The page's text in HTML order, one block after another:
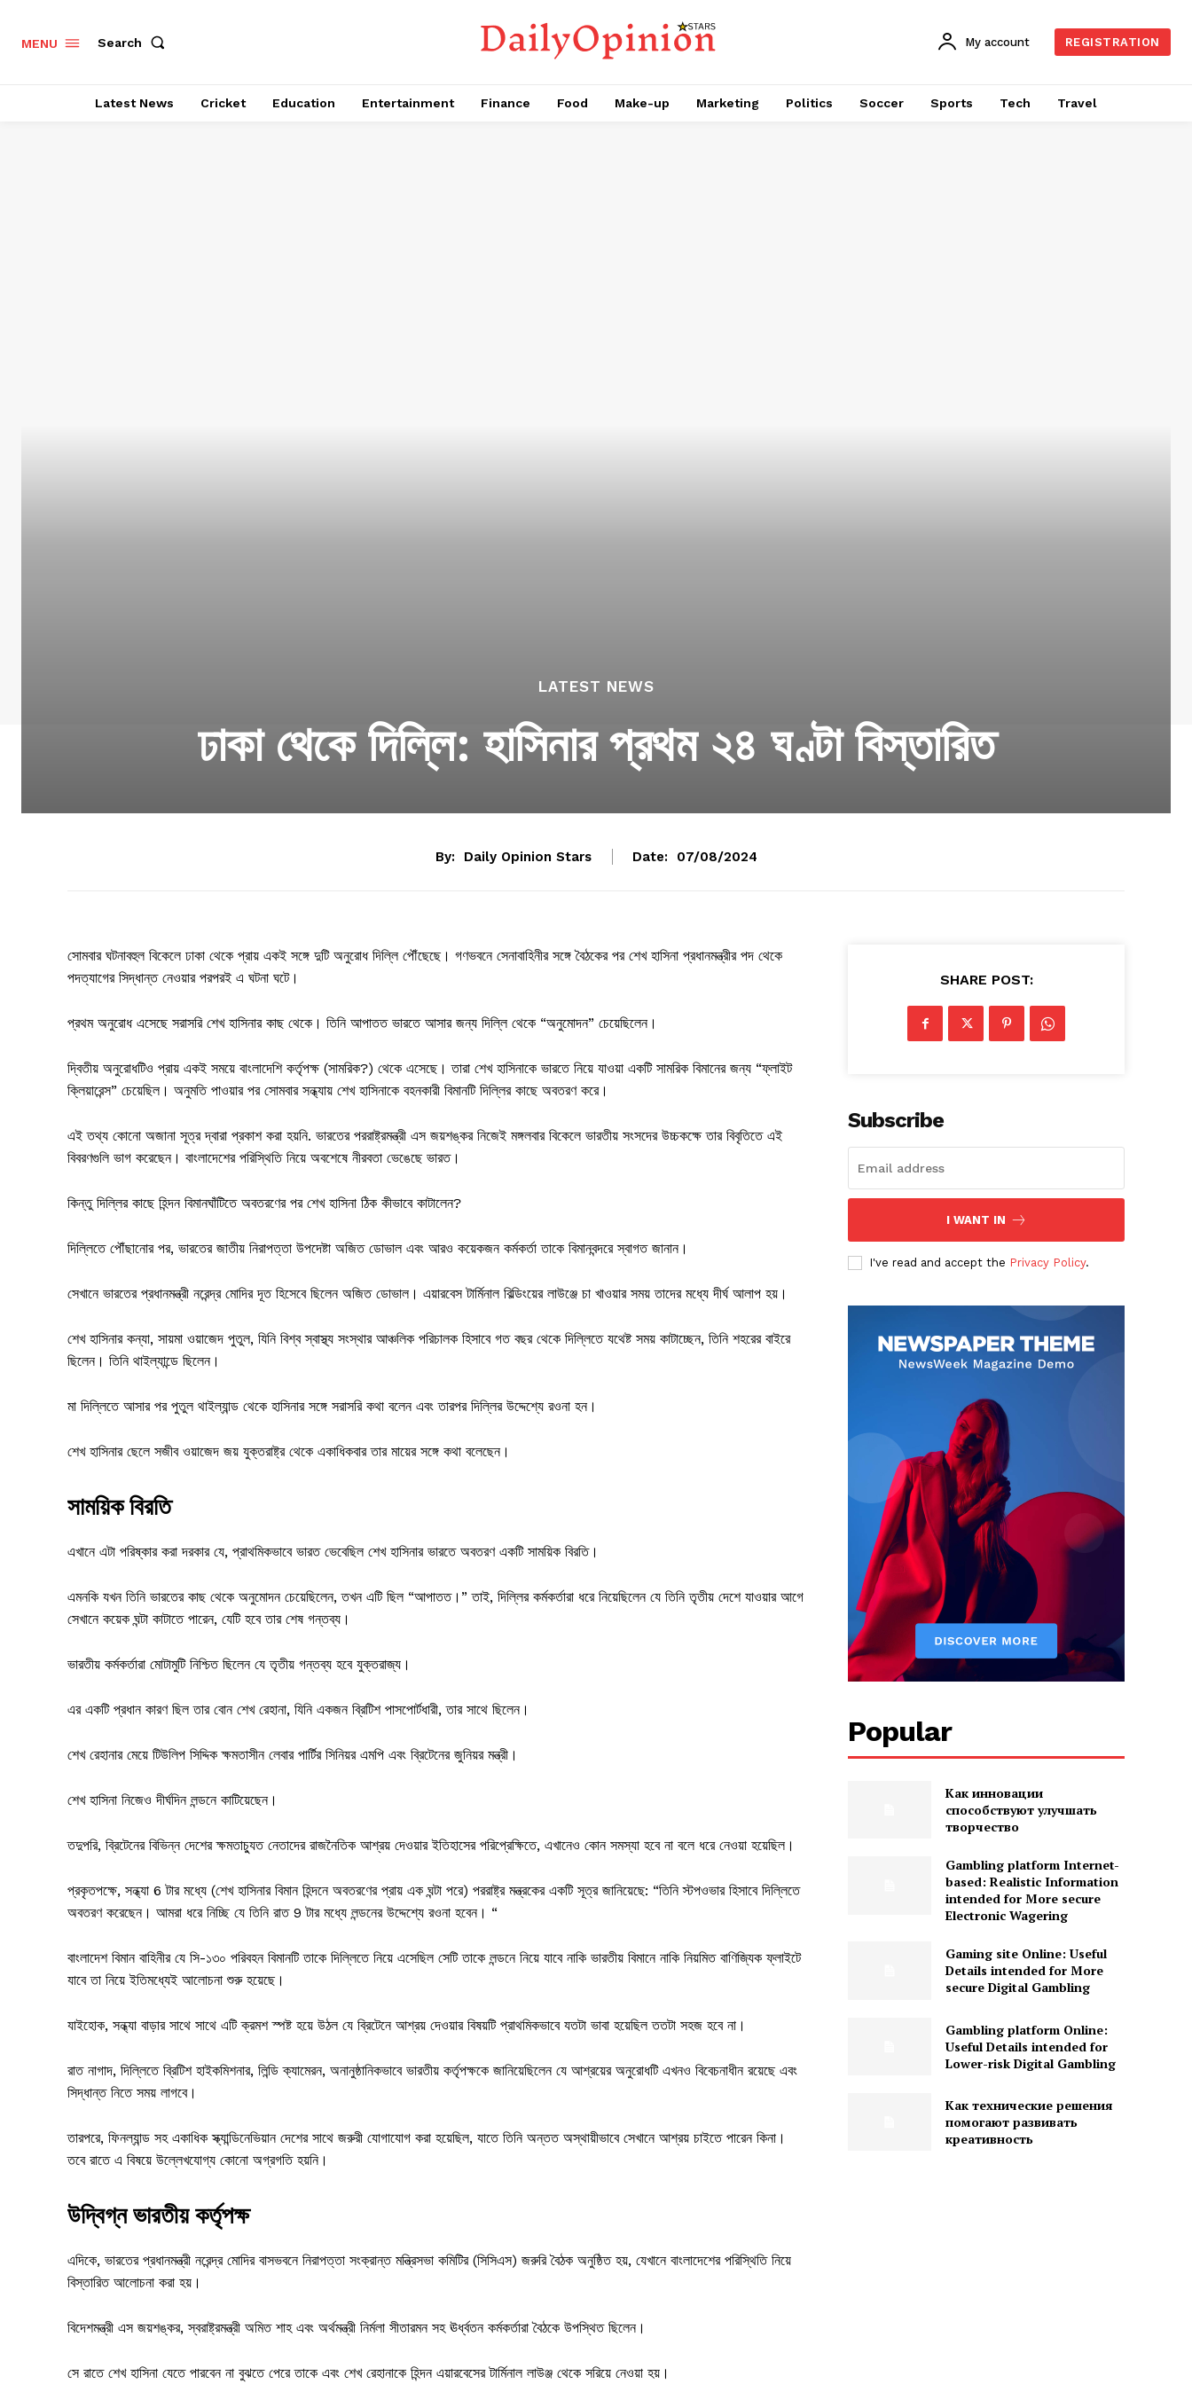
MENU Search My account REGISTRATION
Latest News Cricket Education Entertainment Finance Food Make-up Marketing Politics Soccer Sports Tech Travel
LATEST NEWS
ঢাকা থেকে দিল্লি: হাসিনার প্রথম ২৪ ঘণ্টা বিস্তারিত
By: Daily Opinion Stars Date: 07/08/2024
সোমবার ঘটনাবহুল বিকেলে ঢাকা থেকে প্রায় একই সঙ্গে দুটি অনুরোধ দিল্লি পৌঁছেছে। গণভবনে সেনাবাহিনীর সঙ্গে বৈঠকের পর শেখ হাসিনা প্রধানমন্ত্রীর পদ থেকে
পদত্যাগের সিদ্ধান্ত নেওয়ার পরপরই এ ঘটনা ঘটে।
প্রথম অনুরোধ এসেছে সরাসরি শেখ হাসিনার কাছ থেকে। তিনি আপাতত ভারতে আসার জন্য দিল্লি থেকে “অনুমোদন” চেয়েছিলেন।
দ্বিতীয় অনুরোধটিও প্রায় একই সময়ে বাংলাদেশি কর্তৃপক্ষ (সামরিক?) থেকে এসেছে। তারা শেখ হাসিনাকে ভারতে নিয়ে যাওয়া একটি সামরিক বিমানের জন্য “ফ্লাইট
ক্লিয়ারেন্স” চেয়েছিল। অনুমতি পাওয়ার পর সোমবার সন্ধ্যায় শেখ হাসিনাকে বহনকারী বিমানটি দিল্লির কাছে অবতরণ করে।
এই তথ্য কোনো অজানা সূত্র দ্বারা প্রকাশ করা হয়নি. ভারতের পররাষ্ট্রমন্ত্রী এস জয়শঙ্কর নিজেই মঙ্গলবার বিকেলে ভারতীয় সংসদের উচ্চকক্ষে তার বিবৃতিতে এই
বিবরণগুলি ভাগ করেছেন। বাংলাদেশের পরিস্থিতি নিয়ে অবশেষে নীরবতা ভেঙেছে ভারত।
কিন্তু দিল্লির কাছে হিন্দন বিমানঘাঁটিতে অবতরণের পর শেখ হাসিনা ঠিক কীভাবে কাটালেন?
দিল্লিতে পৌঁছানোর পর, ভারতের জাতীয় নিরাপত্তা উপদেষ্টা অজিত ডোভাল এবং আরও কয়েকজন কর্মকর্তা তাকে বিমানবন্দরে স্বাগত জানান।
সেখানে ভারতের প্রধানমন্ত্রী নরেন্দ্র মোদির দূত হিসেবে ছিলেন অজিত ডোভাল। এয়ারবেস টার্মিনাল বিল্ডিংয়ের লাউঞ্জে চা খাওয়ার সময় তাদের মধ্যে দীর্ঘ আলাপ হয়।
শেখ হাসিনার কন্যা, সায়মা ওয়াজেদ পুতুল, যিনি বিশ্ব স্বাস্থ্য সংস্থার আঞ্চলিক পরিচালক হিসাবে গত বছর থেকে দিল্লিতে যথেষ্ট সময় কাটাচ্ছেন, তিনি শহরের বাইরে
ছিলেন। তিনি থাইল্যান্ডে ছিলেন।
মা দিল্লিতে আসার পর পুতুল থাইল্যান্ড থেকে হাসিনার সঙ্গে সরাসরি কথা বলেন এবং তারপর দিল্লির উদ্দেশ্যে রওনা হন।
শেখ হাসিনার ছেলে সজীব ওয়াজেদ জয় যুক্তরাষ্ট্র থেকে একাধিকবার তার মায়ের সঙ্গে কথা বলেছেন।
সাময়িক বিরতি
এখানে এটা পরিষ্কার করা দরকার যে, প্রাথমিকভাবে ভারত ভেবেছিল শেখ হাসিনার ভারতে অবতরণ একটি সাময়িক বিরতি।
এমনকি যখন তিনি ভারতের কাছ থেকে অনুমোদন চেয়েছিলেন, তখন এটি ছিল “আপাতত।” তাই, দিল্লির কর্মকর্তারা ধরে নিয়েছিলেন যে তিনি তৃতীয় দেশে যাওয়ার আগে
সেখানে কয়েক ঘন্টা কাটাতে পারেন, যেটি হবে তার শেষ গন্তব্য।
ভারতীয় কর্মকর্তারা মোটামুটি নিশ্চিত ছিলেন যে তৃতীয় গন্তব্য হবে যুক্তরাজ্য।
এর একটি প্রধান কারণ ছিল তার বোন শেখ রেহানা, যিনি একজন ব্রিটিশ পাসপোর্টধারী, তার সাথে ছিলেন।
শেখ রেহানার মেয়ে টিউলিপ সিদ্দিক ক্ষমতাসীন লেবার পার্টির সিনিয়র এমপি এবং ব্রিটেনের জুনিয়র মন্ত্রী।
শেখ হাসিনা নিজেও দীর্ঘদিন লন্ডনে কাটিয়েছেন।
তদুপরি, ব্রিটেনের বিভিন্ন দেশের ক্ষমতাচ্যুত নেতাদের রাজনৈতিক আশ্রয় দেওয়ার ইতিহাসের পরিপ্রেক্ষিতে, এখানেও কোন সমস্যা হবে না বলে ধরে নেওয়া হয়েছিল।
প্রকৃতপক্ষে, সন্ধ্যা 6 টার মধ্যে (শেখ হাসিনার বিমান হিন্দনে অবতরণের প্রায় এক ঘন্টা পরে) পররাষ্ট্র মন্ত্রকের একটি সূত্র জানিয়েছে: “তিনি স্টপওভার হিসাবে দিল্লিতে
অবতরণ করেছেন। আমরা ধরে নিচ্ছি যে তিনি রাত 9 টার মধ্যে লন্ডনের উদ্দেশ্যে রওনা হবেন। “
বাংলাদেশ বিমান বাহিনীর যে সি-১৩০ পরিবহন বিমানটি তাকে দিল্লিতে নিয়ে এসেছিল সেটি তাকে লন্ডনে নিয়ে যাবে নাকি ভারতীয় বিমানে নাকি নিয়মিত বাণিজ্যিক ফ্লাইটে
যাবে তা নিয়ে ইতিমধ্যেই আলোচনা শুরু হয়েছে।
যাইহোক, সন্ধ্যা বাড়ার সাথে সাথে এটি ক্রমশ স্পষ্ট হয়ে উঠল যে ব্রিটেনে আশ্রয় দেওয়ার বিষয়টি প্রাথমিকভাবে যতটা ভাবা হয়েছিল ততটা সহজ হবে না।
রাত নাগাদ, দিল্লিতে ব্রিটিশ হাইকমিশনার, লিন্ডি ক্যামেরন, অনানুষ্ঠানিকভাবে ভারতীয় কর্তৃপক্ষকে জানিয়েছিলেন যে আশ্রয়ের অনুরোধটি এখনও বিবেচনাধীন রয়েছে এবং
সিদ্ধান্ত নিতে সময় লাগবে।
তারপরে, ফিনল্যান্ড সহ একাধিক স্ক্যান্ডিনেভিয়ান দেশের সাথে জরুরী যোগাযোগ করা হয়েছিল, যাতে তিনি অন্তত অস্থায়ীভাবে সেখানে আশ্রয় চাইতে পারেন কিনা।
তবে রাতে এ বিষয়ে উল্লেখযোগ্য কোনো অগ্রগতি হয়নি।
উদ্বিগ্ন ভারতীয় কর্তৃপক্ষ
এদিকে, ভারতের প্রধানমন্ত্রী নরেন্দ্র মোদির বাসভবনে নিরাপত্তা সংক্রান্ত মন্ত্রিসভা কমিটির (সিসিএস) জরুরি বৈঠক অনুষ্ঠিত হয়, যেখানে বাংলাদেশের পরিস্থিতি নিয়ে
বিস্তারিত আলোচনা করা হয়।
বিদেশমন্ত্রী এস জয়শঙ্কর, স্বরাষ্ট্রমন্ত্রী অমিত শাহ এবং অর্থমন্ত্রী নির্মলা সীতারমন সহ ঊর্ধ্বতন কর্মকর্তারা বৈঠকে উপস্থিত ছিলেন।
সে রাতে শেখ হাসিনা যেতে পারবেন না বুঝতে পেরে তাকে এবং শেখ রেহানাকে হিন্দন এয়ারবেসের টার্মিনাল লাউঞ্জ থেকে সরিয়ে নেওয়া হয়।
SHARE POST:
Subscribe
I WANT IN
I've read and accept the Privacy Policy.
Popular
Как инновации
способствуют улучшать
творчество
Gambling platform Internet-
based: Realistic Information
intended for More secure
Electronic Wagering
Gaming site Online: Useful
Details intended for More
secure Digital Gambling
Gambling platform Online:
Useful Details intended for
Lower-risk Digital Gambling
Как технические решения
помогают развивать
креативность